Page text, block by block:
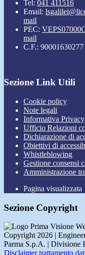
Tel: 041 411516
Email:
mail
PEC:
mail
C.F.: 90001630277
Sezione Link Utili
Cookie policy
Note legali
Informativa Privacy
Ufficio Relazioni
Dichiarazione di
Obiettivi di
Whistleblowing
Gestione consensi
Amministrazione
Pagina visualizzata
Sezione Copyright
Copyright 2026 |
Parma S.p.A. | Divisione
Disclaimer trattamento